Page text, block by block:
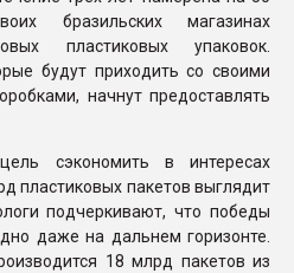
бразильских магазинах
пластиковых упаковок.
будут приходить со своими
начнут предоставлять
сэкономить в интересах
пластиковых пакетов выглядит
подчеркивают, что победы
даже на дальнем горизонте.
18 млрд пакетов из